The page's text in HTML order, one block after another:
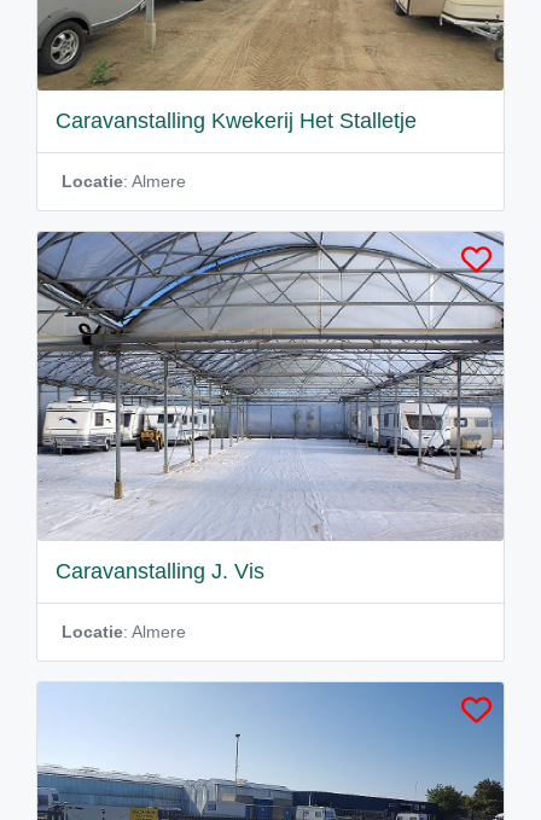
Caravanstalling Kwekerij Het Stalletje
Locatie: Almere
Caravanstalling J. Vis
Locatie: Almere